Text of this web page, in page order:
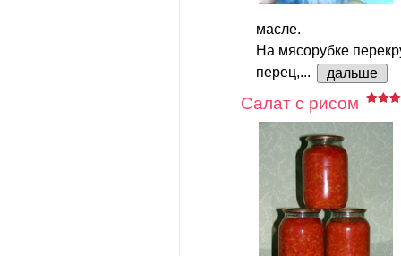
масле.
На мясорубке
перец,...
дальше
Салат с рисом